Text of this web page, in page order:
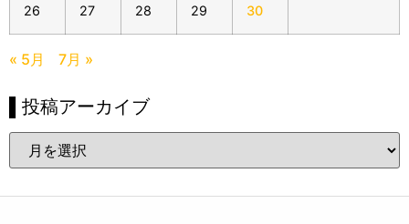
26 27 28 29 30
« 5月 7月 »
▌投稿アーカイブ